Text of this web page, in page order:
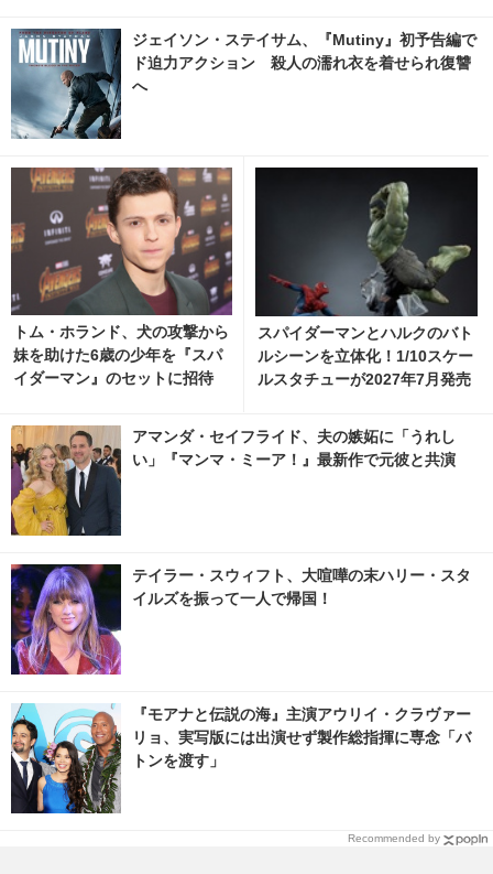
ジェイソン・ステイサム、『Mutiny』初予告編で
ド迫力アクション 殺人の濡れ衣を着せられ復讐
へ
トム・ホランド、犬の攻撃から
妹を助けた6歳の少年を『スパ
イダーマン』のセットに招待
スパイダーマンとハルクのバト
ルシーンを立体化！1/10スケー
ルスタチューが2027年7月発売
アマンダ・セイフライド、夫の嫉妬に「うれし
い」『マンマ・ミーア！』最新作で元彼と共演
テイラー・スウィフト、大喧嘩の末ハリー・スタ
イルズを振って一人で帰国！
『モアナと伝説の海』主演アウリイ・クラヴァー
リョ、実写版には出演せず製作総指揮に専念「バ
トンを渡す」
Recommended by